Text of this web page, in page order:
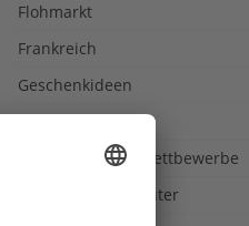
Flohmarkt
Frankreich
Geschenkideen
Gewinnspiele & Wettbewerbe
Gewürze und Kräuter